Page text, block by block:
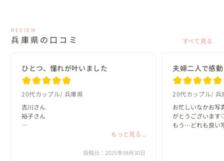
REVIEW
兵庫県の口コミ すべて見る
ひとつ、憧れが叶いました
20代カップル 兵庫県
吉川さん
裕子さん
今日は本当にありがとうございました。
いない私たちでしたが、すぐにリラックスで
もっと見る...
投稿日：2025年09月30日
夫婦二人で感
20代カップル 兵
お忙しいなかお写
がとうございま
もう…どれも良い